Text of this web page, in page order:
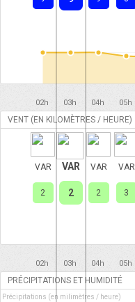
02h 03h 04h 05h
VENT (EN KILOMÈTRES / HEURE)
VAR VAR VAR VAR
2 2 2 3
02h 03h 04h 05h
PRÉCIPITATIONS ET HUMIDITÉ
Précipitations (en milimètres / heure)